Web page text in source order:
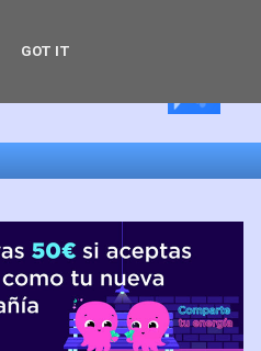
GOT IT